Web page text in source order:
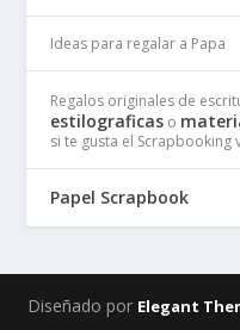
Ideas para regalar a Papa
Regalos originales de
estilograficas o
si te gusta el Scrapbooking
Papel Scrapbook
Diseñado por Elegant